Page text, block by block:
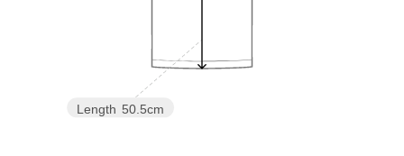
・対象品番：36172000007 クルーネックTシャツ
・対象品番：36161000018 キャミソール
・対象品番：36111000022 シャツ
・対象品番：36161000017 ブラウス
・対象品番：36141000052 パンツ(ベージュ・ブラウン)
Length 50.5cm